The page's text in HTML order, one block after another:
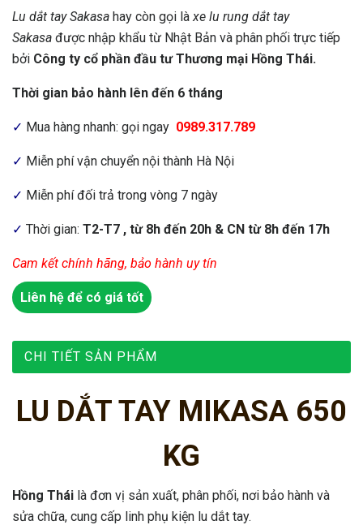
Lu dắt tay Sakasa hay còn gọi làxe lu rung dắt tay
Sakasa được nhập khẩu từ Nhật Bản và phân phối trực tiếp
bởi Công ty cổ phần đầu tư Thương mại Hồng Thái.
Thời gian bảo hành lên đến 6 tháng
✓ Mua hàng nhanh: gọi ngay 0989.317.789
✓ Miễn phí vận chuyển nội thành Hà Nội
✓ Miễn phí đối trả trong vòng 7 ngày
✓ Thời gian: T2-T7 , từ 8h đến 20h & CN từ 8h đến 17h
Cam kết chính hãng, bảo hành uy tín
Liên hệ để có giá tốt
CHI TIẾT SẢN PHẨM
LU DẮT TAY MIKASA 650
KG
Hồng Thái là đơn vị sản xuất, phân phối, nơi bảo hành và
sửa chữa, cung cấp linh phụ kiện lu dắt tay.